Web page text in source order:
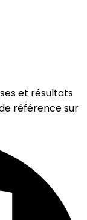
et résultats
référence sur